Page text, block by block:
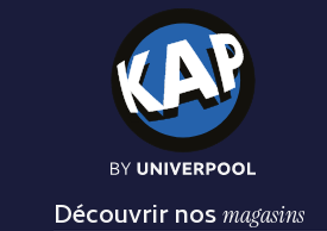
Découvrir nos magasins